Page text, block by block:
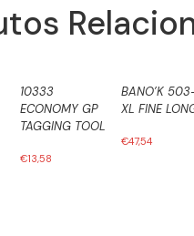
10333
ECONOMY GP
TAGGING TOOL
€13,58
BANO’K
XL FINE
€47,54